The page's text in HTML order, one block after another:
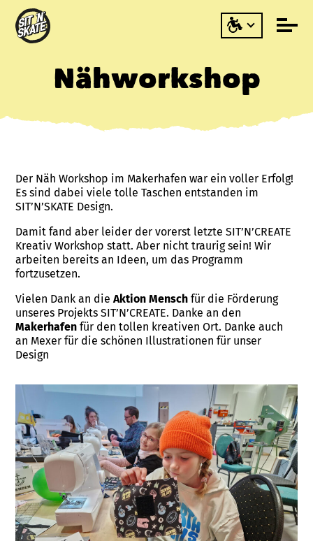
Nähworkshop
Der Näh Workshop im Makerhafen war ein voller Erfolg!
Es sind dabei viele tolle Taschen entstanden im
SIT’N’SKATE Design.
Damit fand aber leider der vorerst letzte SIT’N’CREATE
Kreativ Workshop statt. Aber nicht traurig sein! Wir
arbeiten bereits an Ideen, um das Programm
fortzusetzen.
Vielen Dank an dieAktion Mensch für die Förderung
unseres Projekts SIT’N’CREATE. Danke an den
Makerhafen für den tollen kreativen Ort. Danke auch
an Mexer für die schönen Illustrationen für unser
Design